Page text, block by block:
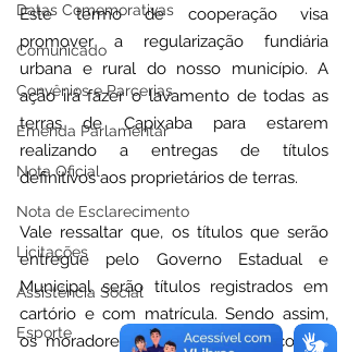
Datas Comemorativas
Comunicado
Convênios e Parcerias
Emenda Parlamentar
Nota Oficial
Nota de Esclarecimento
Licitações
Assistência Social
Esporte
Este termo de cooperação visa
promover a regularização fundiária
urbana e rural do nosso município. A
ação irá fazer o lavamento de todas as
terras de Capixaba para estarem
realizando a entregas de títulos
definitivos aos proprietários de terras.
Vale ressaltar que, os títulos que serão
entregue pelo Governo Estadual e
Municipal serão títulos registrados em
cartório e com matrícula. Sendo assim,
os moradores não terão gastos com o